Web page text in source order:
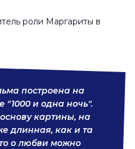
роли Маргариты в
построена на
и одна ночь".
картины, на
длинная, как и та
о любви можно